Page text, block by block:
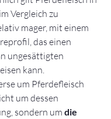
Vergleich zu
mager, mit einem
das einen
ungesättigten
kann.
um Pferdefleisch
um dessen
sondern um die